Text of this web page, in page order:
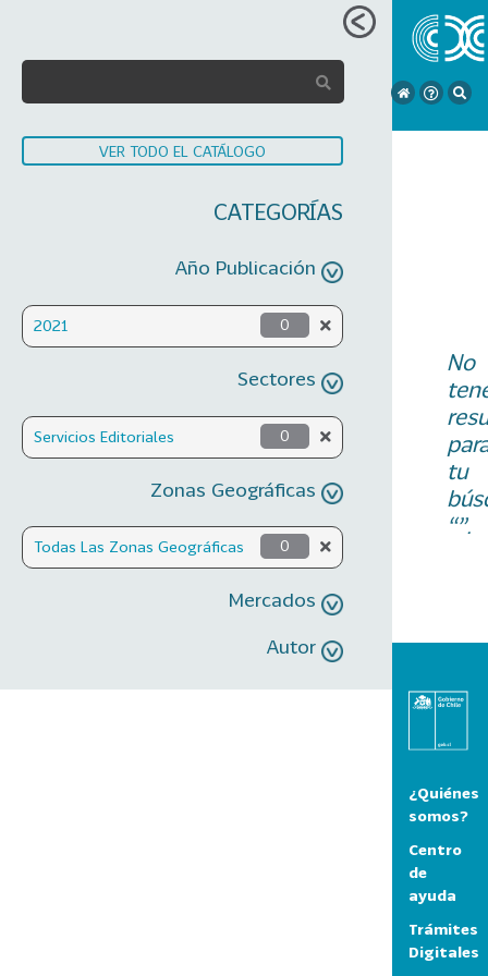
VER TODO EL CATÁLOGO
CATEGORÍAS
Año Publicación
2021 0
Sectores
Servicios Editoriales 0
Zonas Geográficas
Todas Las Zonas Geográficas 0
Mercados
Autor
No
tu
“”.
¿Quiénes
somos?
Centro
de
ayuda
Trámites
Digitales